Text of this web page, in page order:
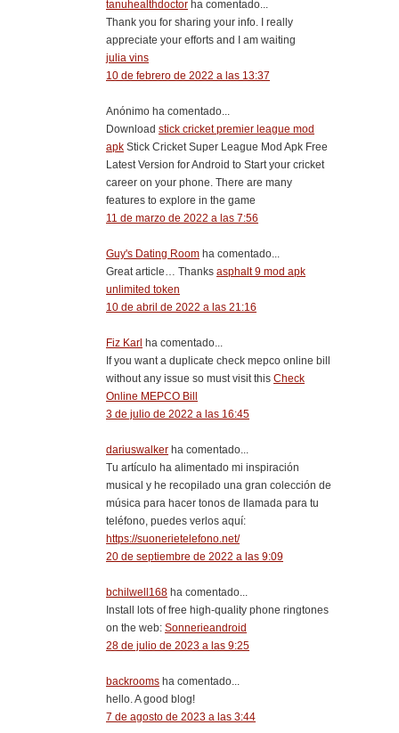
tanuhealthdoctor ha comentado...
Thank you for sharing your info. I really
appreciate your efforts and I am waiting
julia vins
10 de febrero de 2022 a las 13:37
Anónimo ha comentado...
Download stick cricket premier league mod
apk Stick Cricket Super League Mod Apk Free
Latest Version for Android to Start your cricket
career on your phone. There are many
features to explore in the game
11 de marzo de 2022 a las 7:56
Guy's Dating Room ha comentado...
Great article… Thanks asphalt 9 mod apk
unlimited token
10 de abril de 2022 a las 21:16
Fiz Karl ha comentado...
If you want a duplicate check mepco online bill
without any issue so must visit this Check
Online MEPCO Bill
3 de julio de 2022 a las 16:45
dariuswalker ha comentado...
Tu artículo ha alimentado mi inspiración
musical y he recopilado una gran colección de
música para hacer tonos de llamada para tu
teléfono, puedes verlos aquí:
https://suonerietelefono.net/
20 de septiembre de 2022 a las 9:09
bchilwell168 ha comentado...
Install lots of free high-quality phone ringtones
on the web: Sonnerieandroid
28 de julio de 2023 a las 9:25
backrooms ha comentado...
hello. A good blog!
7 de agosto de 2023 a las 3:44